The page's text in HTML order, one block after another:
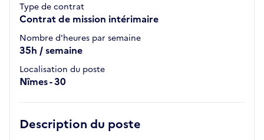
Type de contrat
Contrat de mission intérimaire
Nombre d'heures par semaine
35h / semaine
Localisation du poste
Nîmes - 30
Description du poste